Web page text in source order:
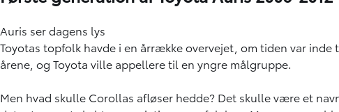
Auris ser dagens lys
Toyotas topfolk havde i en årrække overvejet, om tiden var
årene, og Toyota ville appellere til en yngre målgruppe.
Men hvad skulle Corollas afløser hedde? Det skulle være et